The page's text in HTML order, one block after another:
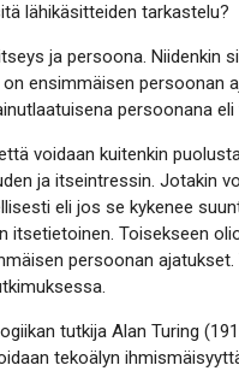
lähikäsitteiden tarkastelu?
ja persoona. Niidenkin
ensimmäisen
persoonana
voidaan kuitenkin
ja itseintressin. Jotakin
eli jos se kykenee
itsetietoinen. Toisekseen
persoonan
tutkija Alan Turing
tekoälyn